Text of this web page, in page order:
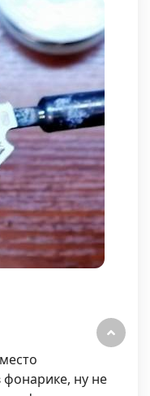
ну не